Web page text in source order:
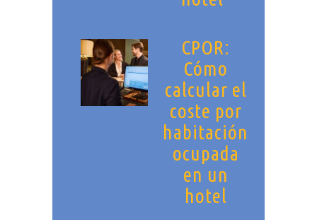
CPOR:
Cómo
calcular el
coste por
habitación
ocupada
en un
hotel